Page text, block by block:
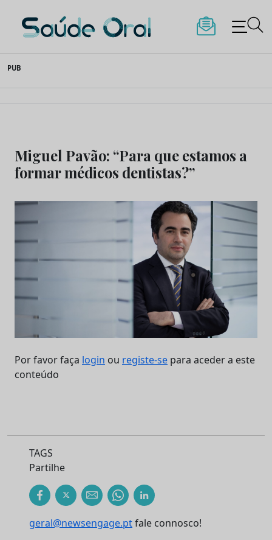
to
content
Saúde Oral
PUB
Miguel Pavão: “Para que estamos a
formar médicos dentistas?”
Por favor faça login ou registe-se para aceder a este
conteúdo
TAGS
Partilhe
geral@newsengage.ptfale connosco!